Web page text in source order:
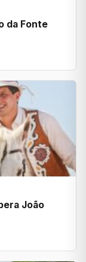
da Fonte
João